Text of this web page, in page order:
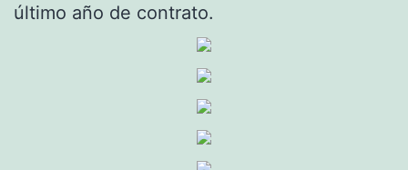
último año de contrato.